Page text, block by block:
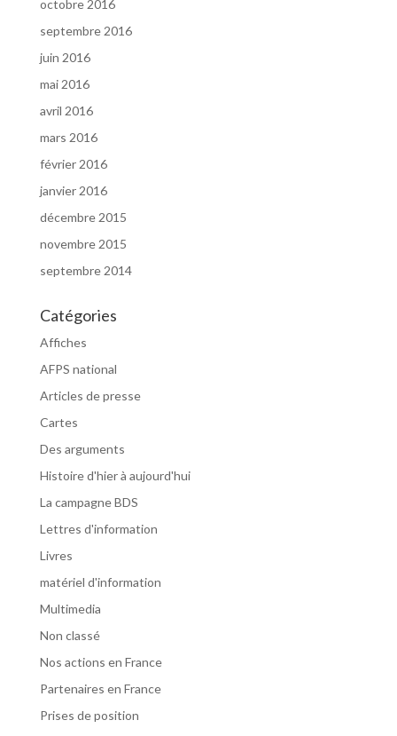
octobre 2016
septembre 2016
juin 2016
mai 2016
avril 2016
mars 2016
février 2016
janvier 2016
décembre 2015
novembre 2015
septembre 2014
Catégories
Affiches
AFPS national
Articles de presse
Cartes
Des arguments
Histoire d'hier à aujourd'hui
La campagne BDS
Lettres d'information
Livres
matériel d'information
Multimedia
Non classé
Nos actions en France
Partenaires en France
Prises de position